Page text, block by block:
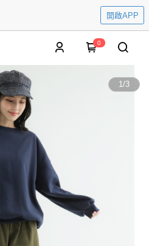
開啟APP
0
1/3